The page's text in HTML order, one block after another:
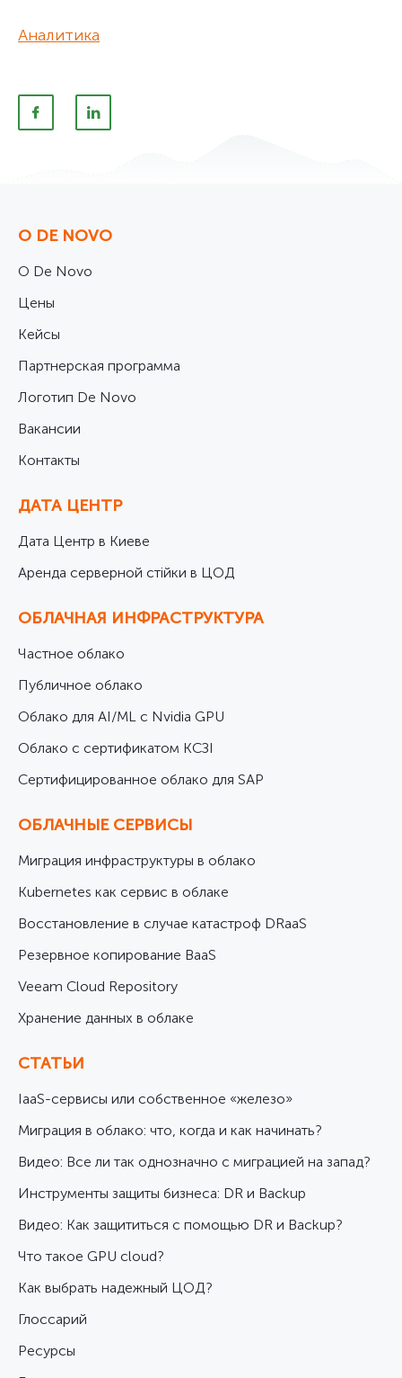
Аналитика
О DE NOVO
О De Novo
Цены
Кейсы
Партнерская программа
Логотип De Novo
Вакансии
Контакты
ДАТА ЦЕНТР
Дата Центр в Киеве
Аренда серверной стійки в ЦОД
ОБЛАЧНАЯ ИНФРАСТРУКТУРА
Частное облако
Публичное облако
Облако для AI/ML с Nvidia GPU
Облако с сертификатом КСЗІ
Cертифицированное облако для SAP
ОБЛАЧНЫЕ СЕРВИСЫ
Миграция инфраструктуры в облако
Kubernetes как сервис в облаке
Восстановление в случае катастроф DRaaS
Резервное копирование BaaS
Veeam Cloud Repository
Хранение данных в облаке
СТАТЬИ
IaaS-сервисы или собственное «железо»
Миграция в облако: что, когда и как начинать?
Видео: Все ли так однозначно с миграцией на запад?
Инструменты защиты бизнеса: DR и Backup
Видео: Как защититься с помощью DR и Backup?
Что такое GPU cloud?
Как выбрать надежный ЦОД?
Глоссарий
Ресурсы